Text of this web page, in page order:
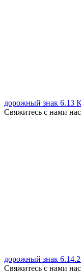
дорожный знак 6.13
Свяжитесь с нами
дорожный знак
Свяжитесь с нами